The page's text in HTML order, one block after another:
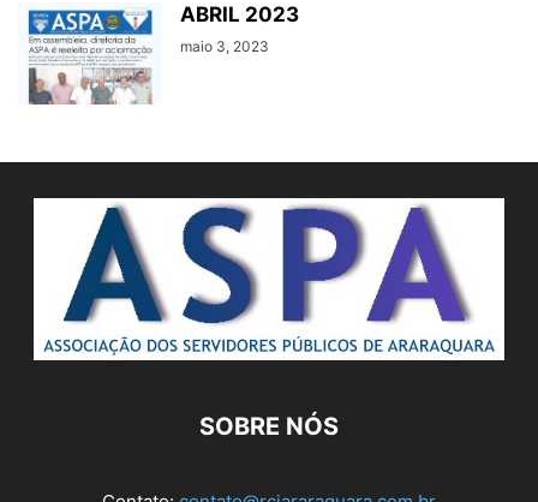
ABRIL 2023
maio 3, 2023
SOBRE NÓS